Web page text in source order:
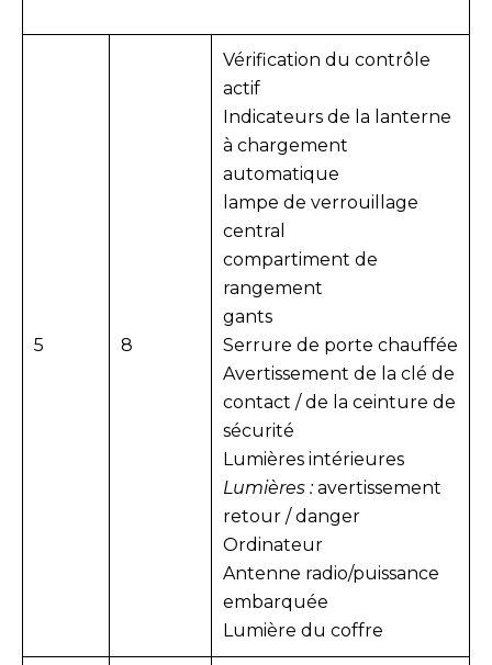
5 8
Vérification du contrôle
actif
Indicateurs de la lanterne
à chargement
automatique
lampe de verrouillage
central
compartiment de
rangement
gants
Serrure de porte chauffée
Avertissement de la clé de
contact / de la ceinture de
sécurité
Lumières intérieures
Lumières :avertissement
retour / danger
Ordinateur
Antenne radio/puissance
embarquée
Lumière du coffre